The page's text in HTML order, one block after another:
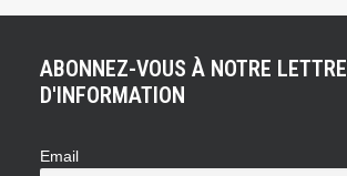
ABONNEZ-VOUS À NOTRE LETTRE
D'INFORMATION
Email